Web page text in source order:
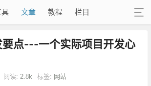
具 文章 教程 栏目
要点---一个实际项目开发心
阅读: 2.8k 标签: 网站